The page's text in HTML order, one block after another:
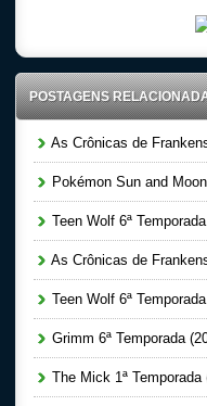
POSTAGENS
As Crônicas de Frankenstein 2ª
Pokémon Sun and Moon – 1ª
Teen Wolf 6ª Temporada
As Crônicas de Frankenstein 1ª
Teen Wolf 6ª Temporada –
Grimm 6ª Temporada
The Mick 1ª Temporada